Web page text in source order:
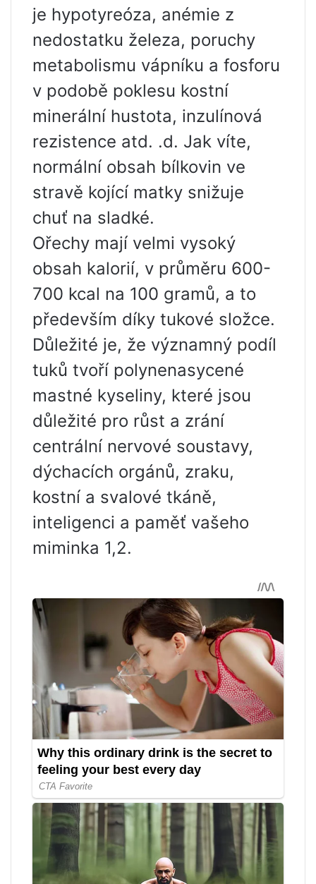
je hypotyreóza, anémie z
nedostatku železa, poruchy
metabolismu vápníku a fosforu
v podobě poklesu kostní
minerální hustota, inzulínová
rezistence atd. .d. Jak víte,
normální obsah bílkovin ve
stravě kojící matky snižuje
chuť na sladké.
Ořechy mají velmi vysoký
obsah kalorií, v průměru 600-
700 kcal na 100 gramů, a to
především díky tukové složce.
Důležité je, že významný podíl
tuků tvoří polynenasycené
mastné kyseliny, které jsou
důležité pro růst a zrání
centrální nervové soustavy,
dýchacích orgánů, zraku,
kostní a svalové tkáně,
inteligenci a paměť vašeho
miminka 1,2.